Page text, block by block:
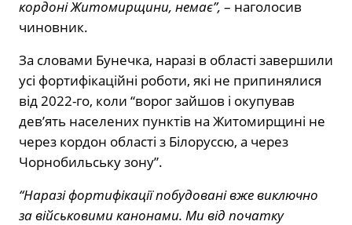
кордоні Житомирщини, немає”, – наголосив
чиновник.
За словами Бунечка, наразі в області завершили
усі фортифікаційні роботи, які не припинялися
від 2022-го, коли “ворог зайшов і окупував
дев’ять населених пунктів на Житомирщині не
через кордон області з Білоруссю, а через
Чорнобильську зону”.
“Наразі фортифікації побудовані вже виключно
за військовими канонами. Ми від початку